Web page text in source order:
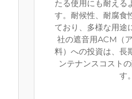
たる使用にも耐える
す。耐候性、耐腐食
ており、多様な用途
社の遮音用ACM（
料）への投資は、長
ンテナンスコスト
す。